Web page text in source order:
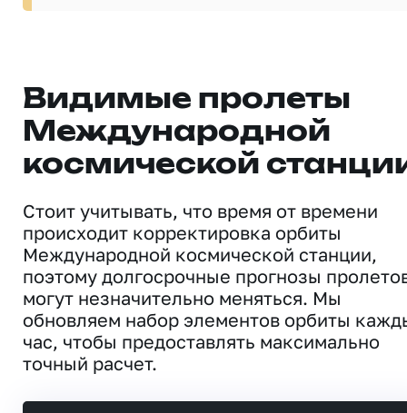
Видимые пролеты
Международной
космической
Стоит учитывать, что время от времени
происходит корректировка орбиты
Международной космической станции,
поэтому долгосрочные прогнозы
могут незначительно меняться. Мы
обновляем набор элементов орбиты
час, чтобы предоставлять максимально
точный расчет.